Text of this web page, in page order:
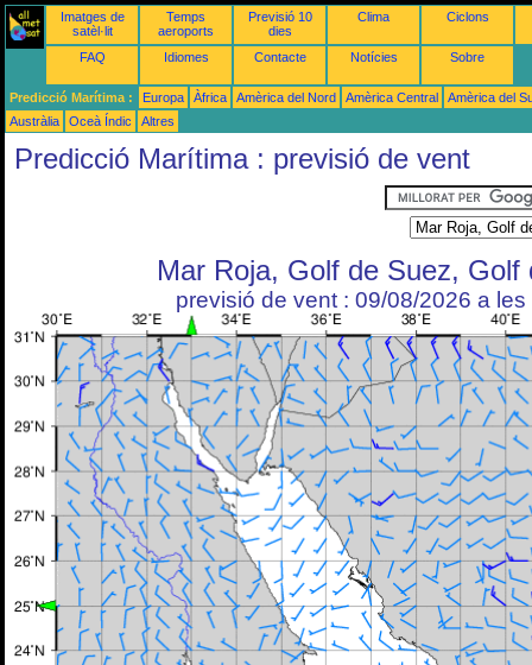
Imatges de
satèl·lit
Temps
aeroports
Previsió 10
dies
Clima Ciclons
FAQ Idiomes Contacte Notícies Sobre
Predicció Marítima : Europa Àfrica Amèrica del Nord Amèrica Central
Amèrica del
Austràlia
Oceà Índic Altres
Predicció Marítima : previsió de vent
Mar Roja, Golf de Suez, Golf
previsió de vent : 09/08/2026 a les